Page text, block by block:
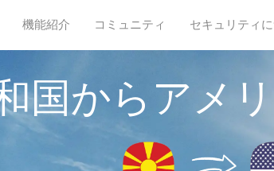
機能紹介 コミュニティ セキュリティ
国からアメ